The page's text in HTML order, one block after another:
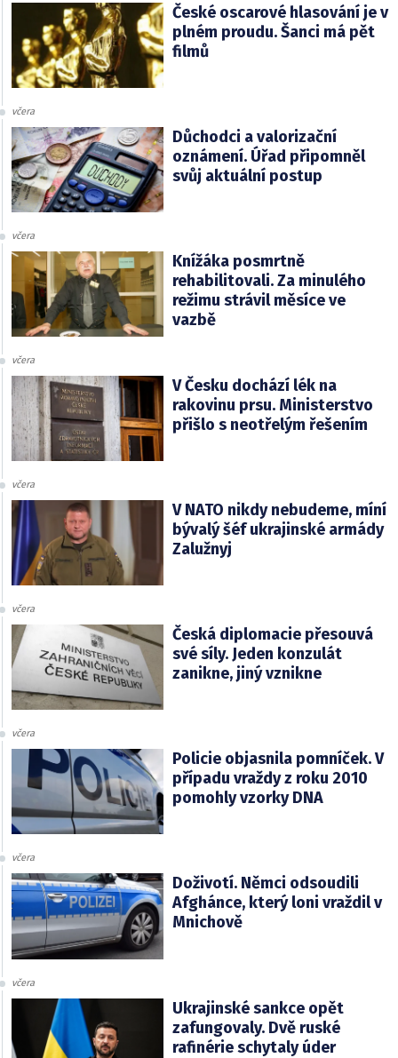
České oscarové hlasování je v
plném proudu. Šanci má pět
filmů
včera
Důchodci a valorizační
oznámení. Úřad připomněl
svůj aktuální postup
včera
Knížáka posmrtně
rehabilitovali. Za minulého
režimu strávil měsíce ve
vazbě
včera
V Česku dochází lék na
rakovinu prsu. Ministerstvo
přišlo s neotřelým řešením
včera
V NATO nikdy nebudeme, míní
bývalý šéf ukrajinské armády
Zalužnyj
včera
Česká diplomacie přesouvá
své síly. Jeden konzulát
zanikne, jiný vznikne
včera
Policie objasnila pomníček. V
případu vraždy z roku 2010
pomohly vzorky DNA
včera
Doživotí. Němci odsoudili
Afghánce, který loni vraždil v
Mnichově
včera
Ukrajinské sankce opět
zafungovaly. Dvě ruské
rafinérie schytaly úder